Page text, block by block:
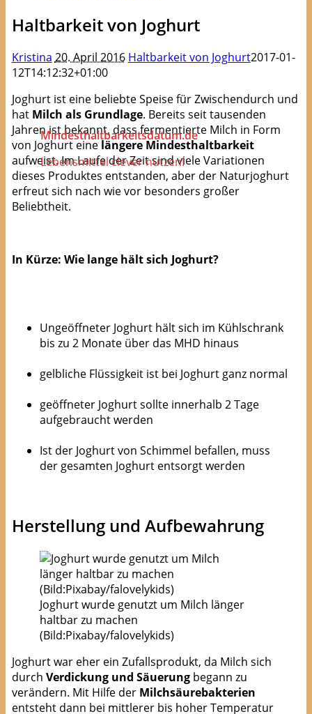
Mindesthaltbarkeitsdatum.de
Lebensmittel clever nutzen!
Haltbarkeit von Joghurt
Kristina 20. April 2016 Haltbarkeit von Joghurt2017-01-
12T14:12:32+01:00
Joghurt ist eine beliebte Speise für Zwischendurch und
hatMilch als Grundlage. Bereits seit tausenden
Jahren ist bekannt, dass fermentierte Milch in Form
von Joghurt eine längere Mindesthaltbarkeit
aufweist. Im Laufe der Zeit sind viele Variationen
dieses Produktes entstanden, aber der Naturjoghurt
erfreut sich nach wie vor besonders großer
Beliebtheit.
In Kürze: Wie lange hält sich Joghurt?
Ungeöffneter Joghurt hält sich im Kühlschrank
bis zu 2 Monate über das MHD hinaus
gelbliche Flüssigkeit ist bei Joghurt ganz normal
geöffneter Joghurt sollte innerhalb 2 Tage
aufgebraucht werden
Ist der Joghurt von Schimmel befallen, muss
der gesamten Joghurt entsorgt werden
Herstellung und Aufbewahrung
Joghurt wurde genutzt um Milch länger
haltbar zu machen
(Bild:Pixabay/falovelykids)
Joghurt war eher ein Zufallsprodukt, da Milch sich
durch Verdickung und Säuerung begann zu
verändern. Mit Hilfe der Milchsäurebakterien
entsteht dann bei mittlerer bis hoher Temperatur